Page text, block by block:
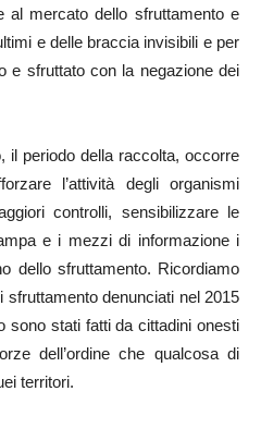
al mercato dello sfruttamento e
e delle braccia invisibili e per
e sfruttato con la negazione dei
il periodo della raccolta, occorre
l’attività degli organismi
controlli, sensibilizzare le
e i mezzi di informazione i
dello sfruttamento. Ricordiamo
denunciati nel 2015
sono stati fatti da cittadini onesti
dell’ordine che qualcosa di
territori.